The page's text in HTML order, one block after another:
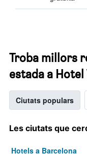
Troba millors
estada a
Ciutats populars
Les ciutats que
Hotels a Barcelona